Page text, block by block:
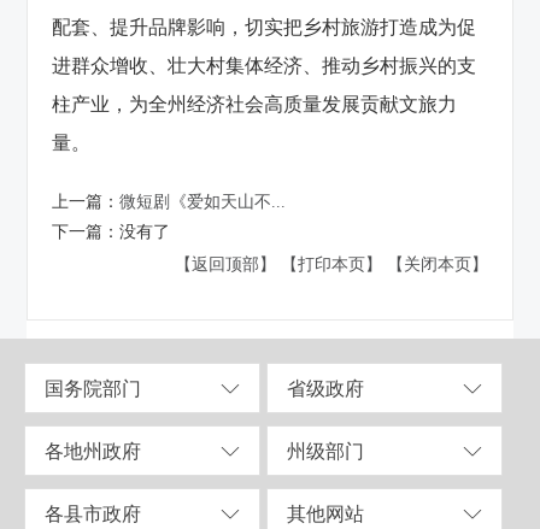
配套、提升品牌影响，切实把乡村旅游打造成为促
进群众增收、壮大村集体经济、推动乡村振兴的支
柱产业，为全州经济社会高质量发展贡献文旅力
量。
上一篇：微短剧《爱如天山不...
下一篇：没有了
【返回顶部】
【打印本页】 【关闭本页】
国务院部门 省级政府
各地州政府 州级部门
各县市政府 其他网站